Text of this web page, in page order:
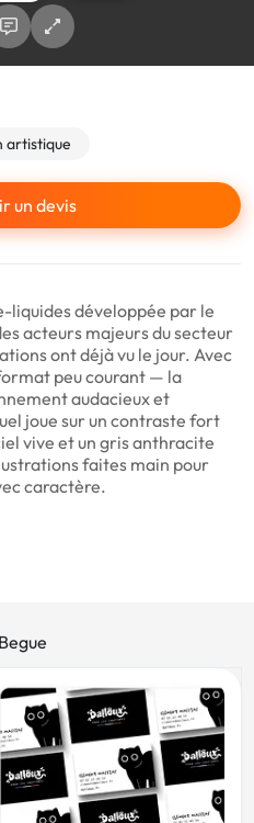
artistique
un devis
liquides développée par le
acteurs majeurs du secteur
ont déjà vu le jour. Avec
peu courant — la
audacieux et
joue sur un contraste fort
vive et un gris anthracite
faites main pour
caractère.